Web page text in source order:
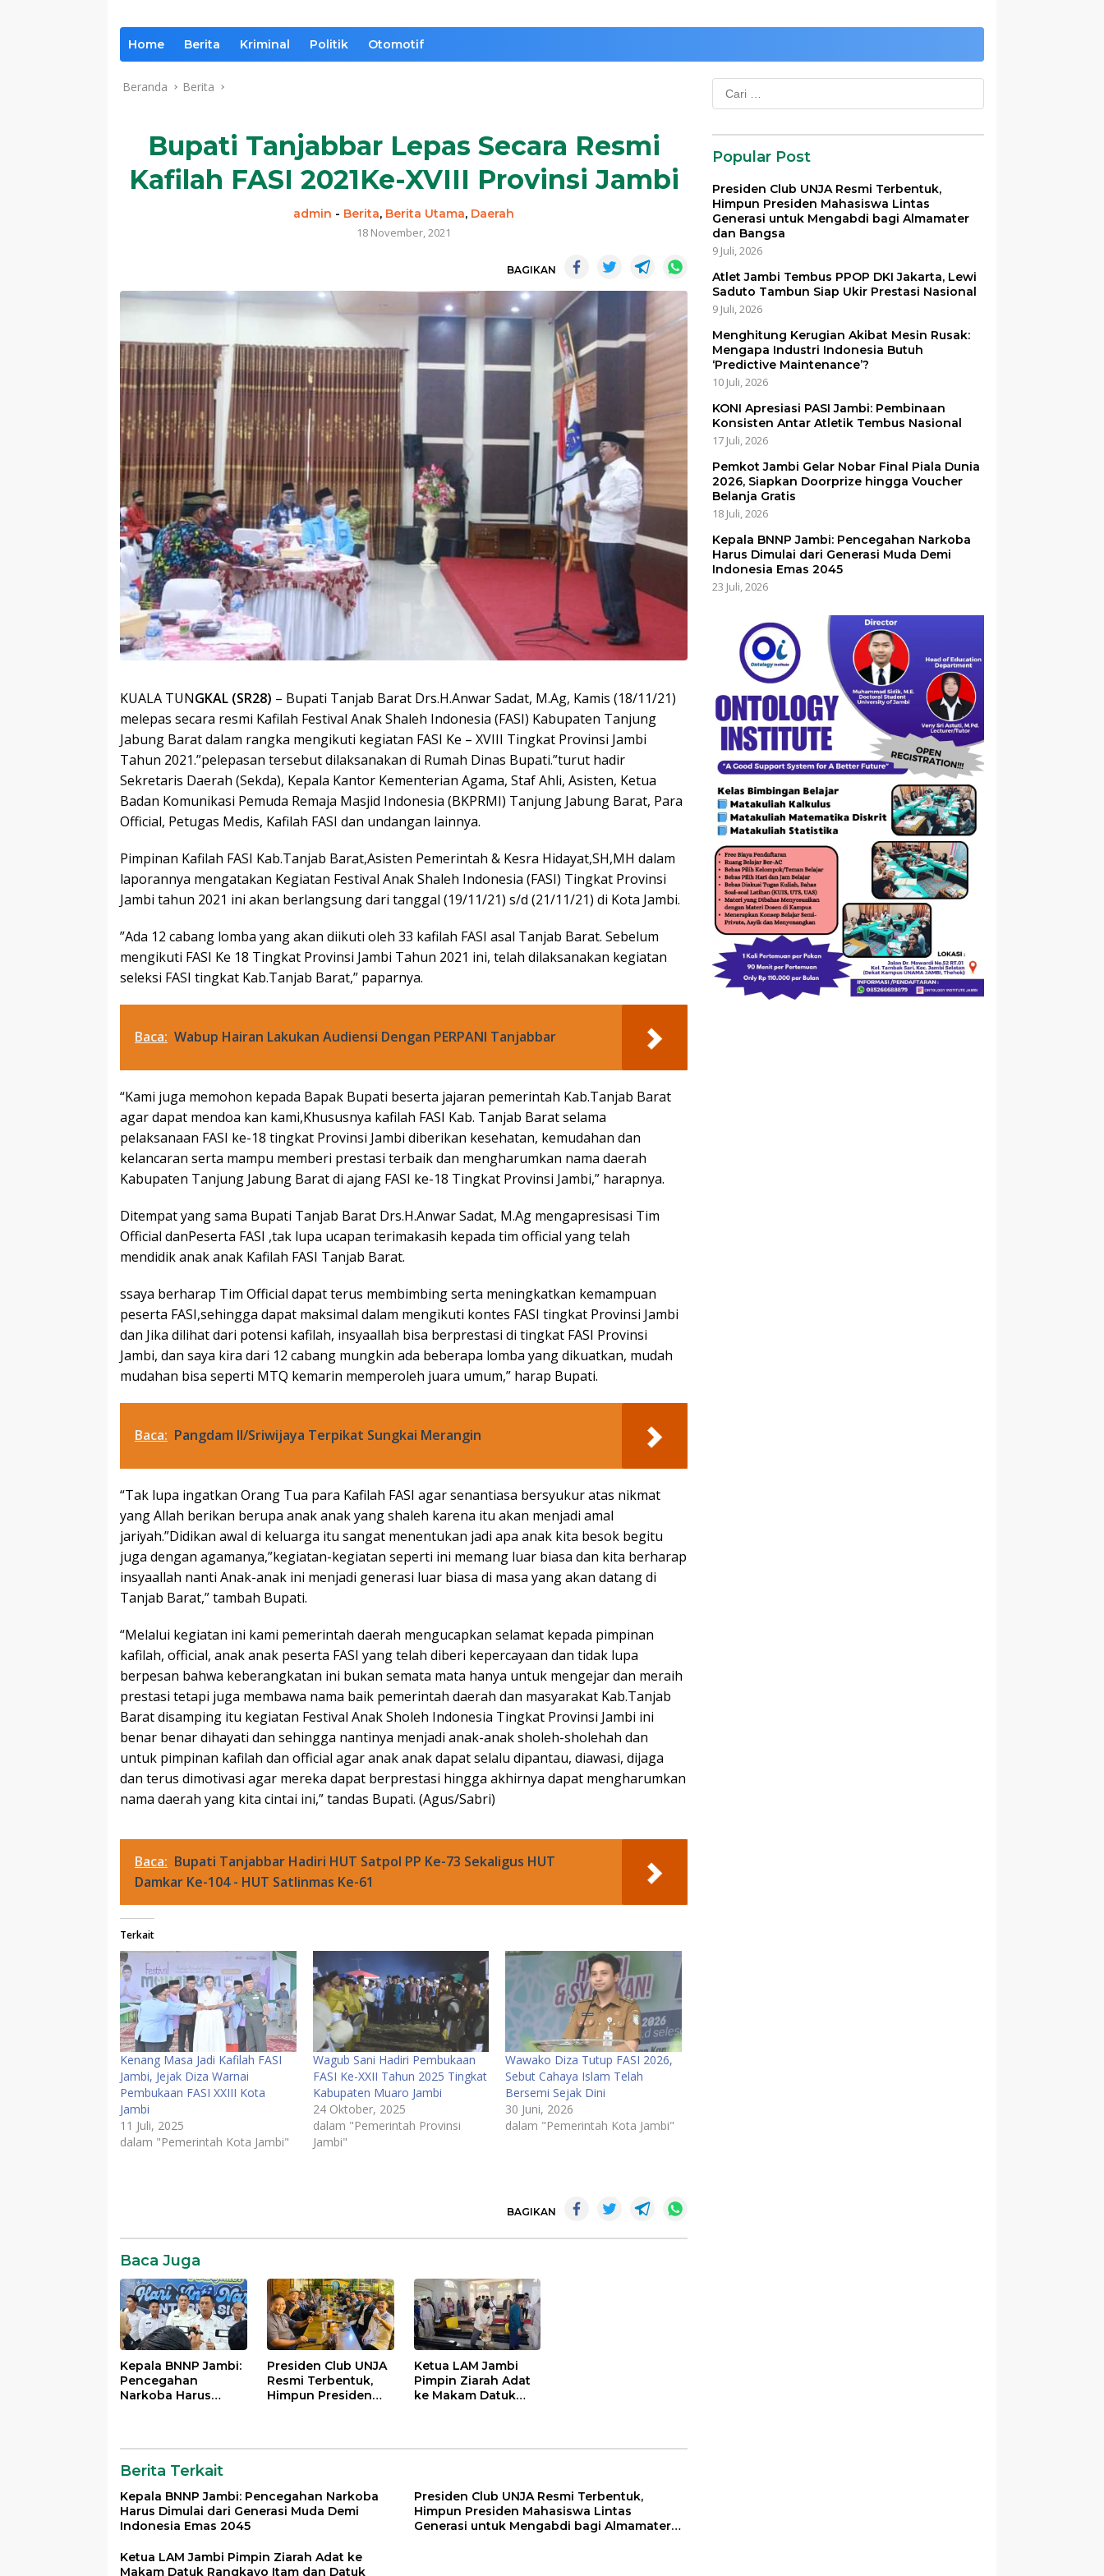
Home Berita Kriminal Politik Otomotif
Beranda Berita
Bupati Tanjabbar Lepas Secara Resmi
Kafilah FASI 2021Ke-XVIII Provinsi Jambi
admin - Berita, Berita Utama, Daerah
18 November, 2021
BAGIKAN
KUALA TUNGKAL (SR28) – Bupati Tanjab Barat Drs.H.Anwar Sadat, M.Ag, Kamis (18/11/21)
melepas secara resmi Kafilah Festival Anak Shaleh Indonesia (FASI) Kabupaten Tanjung
Jabung Barat dalam rangka mengikuti kegiatan FASI Ke – XVIII Tingkat Provinsi Jambi
Tahun 2021.”pelepasan tersebut dilaksanakan di Rumah Dinas Bupati.”turut hadir
Sekretaris Daerah (Sekda), Kepala Kantor Kementerian Agama, Staf Ahli, Asisten, Ketua
Badan Komunikasi Pemuda Remaja Masjid Indonesia (BKPRMI) Tanjung Jabung Barat, Para
Official, Petugas Medis, Kafilah FASI dan undangan lainnya.
Pimpinan Kafilah FASI Kab.Tanjab Barat,Asisten Pemerintah & Kesra Hidayat,SH,MH dalam
laporannya mengatakan Kegiatan Festival Anak Shaleh Indonesia (FASI) Tingkat Provinsi
Jambi tahun 2021 ini akan berlangsung dari tanggal (19/11/21) s/d (21/11/21) di Kota Jambi.
”Ada 12 cabang lomba yang akan diikuti oleh 33 kafilah FASI asal Tanjab Barat. Sebelum
mengikuti FASI Ke 18 Tingkat Provinsi Jambi Tahun 2021 ini, telah dilaksanakan kegiatan
seleksi FASI tingkat Kab.Tanjab Barat,” paparnya.
Baca: Wabup Hairan Lakukan Audiensi Dengan PERPANI Tanjabbar
“Kami juga memohon kepada Bapak Bupati beserta jajaran pemerintah Kab.Tanjab Barat
agar dapat mendoa kan kami,Khususnya kafilah FASI Kab. Tanjab Barat selama
pelaksanaan FASI ke-18 tingkat Provinsi Jambi diberikan kesehatan, kemudahan dan
kelancaran serta mampu memberi prestasi terbaik dan mengharumkan nama daerah
Kabupaten Tanjung Jabung Barat di ajang FASI ke-18 Tingkat Provinsi Jambi,” harapnya.
Ditempat yang sama Bupati Tanjab Barat Drs.H.Anwar Sadat, M.Ag mengapresisasi Tim
Official danPeserta FASI ,tak lupa ucapan terimakasih kepada tim official yang telah
mendidik anak anak Kafilah FASI Tanjab Barat.
ssaya berharap Tim Official dapat terus membimbing serta meningkatkan kemampuan
peserta FASI,sehingga dapat maksimal dalam mengikuti kontes FASI tingkat Provinsi Jambi
dan Jika dilihat dari potensi kafilah, insyaallah bisa berprestasi di tingkat FASI Provinsi
Jambi, dan saya kira dari 12 cabang mungkin ada beberapa lomba yang dikuatkan, mudah
mudahan bisa seperti MTQ kemarin memperoleh juara umum,” harap Bupati.
Baca: Pangdam II/Sriwijaya Terpikat Sungkai Merangin
“Tak lupa ingatkan Orang Tua para Kafilah FASI agar senantiasa bersyukur atas nikmat
yang Allah berikan berupa anak anak yang shaleh karena itu akan menjadi amal
jariyah.”Didikan awal di keluarga itu sangat menentukan jadi apa anak kita besok begitu
juga dengan agamanya,”kegiatan-kegiatan seperti ini memang luar biasa dan kita berharap
insyaallah nanti Anak-anak ini menjadi generasi luar biasa di masa yang akan datang di
Tanjab Barat,” tambah Bupati.
“Melalui kegiatan ini kami pemerintah daerah mengucapkan selamat kepada pimpinan
kafilah, official, anak anak peserta FASI yang telah diberi kepercayaan dan tidak lupa
berpesan bahwa keberangkatan ini bukan semata mata hanya untuk mengejar dan meraih
prestasi tetapi juga membawa nama baik pemerintah daerah dan masyarakat Kab.Tanjab
Barat disamping itu kegiatan Festival Anak Sholeh Indonesia Tingkat Provinsi Jambi ini
benar benar dihayati dan sehingga nantinya menjadi anak-anak sholeh-sholehah dan
untuk pimpinan kafilah dan official agar anak anak dapat selalu dipantau, diawasi, dijaga
dan terus dimotivasi agar mereka dapat berprestasi hingga akhirnya dapat mengharumkan
nama daerah yang kita cintai ini,” tandas Bupati. (Agus/Sabri)
Baca: Bupati Tanjabbar Hadiri HUT Satpol PP Ke-73 Sekaligus HUT
Damkar Ke-104 - HUT Satlinmas Ke-61
Terkait
Kenang Masa Jadi Kafilah FASI
Jambi, Jejak Diza Warnai
Pembukaan FASI XXIII Kota
Jambi
11 Juli, 2025
dalam "Pemerintah Kota Jambi"
Wagub Sani Hadiri Pembukaan
FASI Ke-XXII Tahun 2025 Tingkat
Kabupaten Muaro Jambi
24 Oktober, 2025
dalam "Pemerintah Provinsi
Jambi"
Wawako Diza Tutup FASI 2026,
Sebut Cahaya Islam Telah
Bersemi Sejak Dini
30 Juni, 2026
dalam "Pemerintah Kota Jambi"
BAGIKAN
Baca Juga
Kepala BNNP Jambi:
Pencegahan
Narkoba Harus
2045
Presiden Club UNJA
Resmi Terbentuk,
Himpun Presiden
Almamater dan
Ketua LAM Jambi
Pimpin Ziarah Adat
ke Makam Datuk
Berita Terkait
Kepala BNNP Jambi: Pencegahan Narkoba
Harus Dimulai dari Generasi Muda Demi
Indonesia Emas 2045
Presiden Club UNJA Resmi Terbentuk,
Himpun Presiden Mahasiswa Lintas
Generasi untuk Mengabdi bagi Almamater
Ketua LAM Jambi Pimpin Ziarah Adat ke
Makam Datuk Rangkayo Itam dan Datuk
Cari
untuk:
Popular Post
Presiden Club UNJA Resmi Terbentuk,
Himpun Presiden Mahasiswa Lintas
Generasi untuk Mengabdi bagi Almamater
dan Bangsa
9 Juli, 2026
Atlet Jambi Tembus PPOP DKI Jakarta, Lewi
Saduto Tambun Siap Ukir Prestasi Nasional
9 Juli, 2026
Menghitung Kerugian Akibat Mesin Rusak:
Mengapa Industri Indonesia Butuh
‘Predictive Maintenance’?
10 Juli, 2026
KONI Apresiasi PASI Jambi: Pembinaan
Konsisten Antar Atletik Tembus Nasional
17 Juli, 2026
Pemkot Jambi Gelar Nobar Final Piala Dunia
2026, Siapkan Doorprize hingga Voucher
Belanja Gratis
18 Juli, 2026
Kepala BNNP Jambi: Pencegahan Narkoba
Harus Dimulai dari Generasi Muda Demi
Indonesia Emas 2045
23 Juli, 2026